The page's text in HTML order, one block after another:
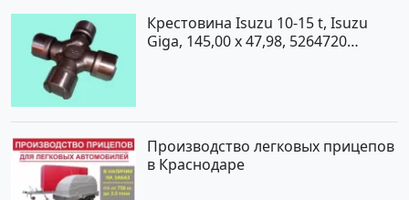
Крестовина Isuzu 10-15 t, Isuzu
Giga, 145,00 x 47,98, 5264720
Производство легковых прицепов
в Краснодаре